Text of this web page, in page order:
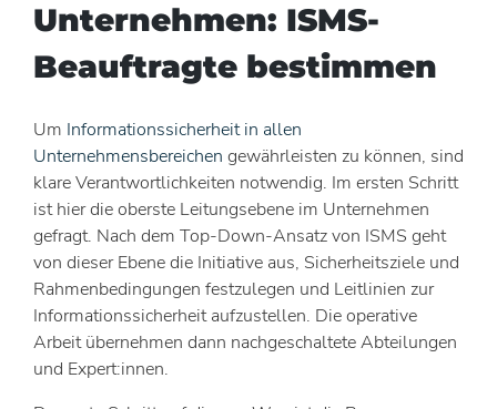
Unternehmen: ISMS-
Beauftragte bestimmen
Um Informationssicherheit in allen
Unternehmensbereichen gewährleisten zu können, sind
klare Verantwortlichkeiten notwendig. Im ersten Schritt
ist hier die oberste Leitungsebene im Unternehmen
gefragt. Nach dem Top-Down-Ansatz von ISMS geht
von dieser Ebene die Initiative aus, Sicherheitsziele und
Rahmenbedingungen festzulegen und Leitlinien zur
Informationssicherheit aufzustellen. Die operative
Arbeit übernehmen dann nachgeschaltete Abteilungen
und Expert:innen.